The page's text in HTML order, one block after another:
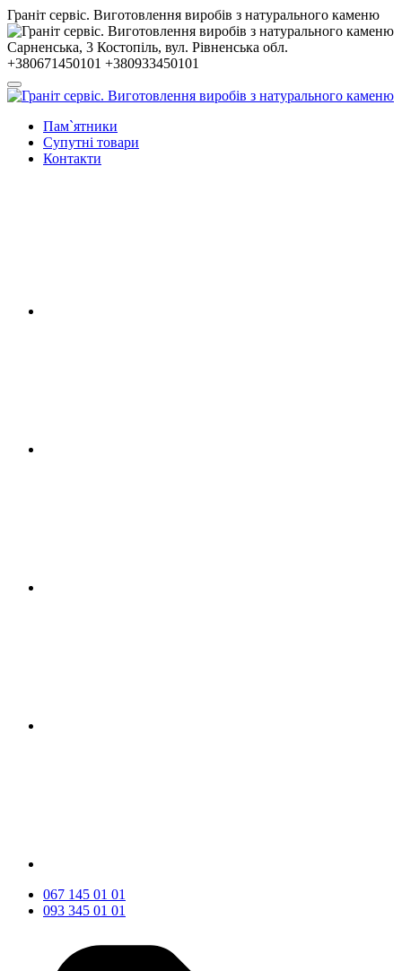
Гранiт сервiс. Виготовлення виробів з натурального каменю
Сарненська, 3 Костопiль, вул. Рiвненська обл.
+380671450101 +380933450101
Пам`ятники
Супутні товари
Контакти
067 145 01 01
093 345 01 01